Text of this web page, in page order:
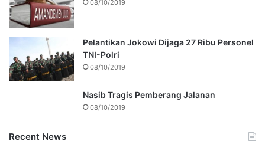
08/10/2019
Pelantikan Jokowi Dijaga 27 Ribu Personel
TNI-Polri
08/10/2019
Nasib Tragis Pemberang Jalanan
08/10/2019
Recent News